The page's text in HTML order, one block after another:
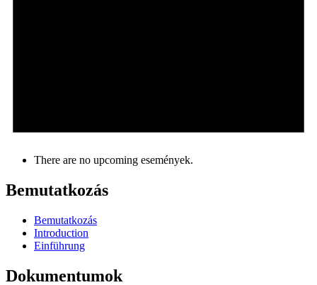
There are no upcoming események.
Bemutatkozás
Bemutatkozás
Introduction
Einführung
Dokumentumok